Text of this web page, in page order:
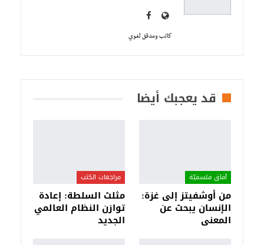
كاتب ومدقق لغوي
قد يعجبك أيضا
آفاق فلسفيّة‎
من أوشفيتز إلى غزة:
الإنسان يبحث عن
المعنى
مراجعات الكتب
مثلث السلطة: إعادة
توازن النظام العالمي
الجديد